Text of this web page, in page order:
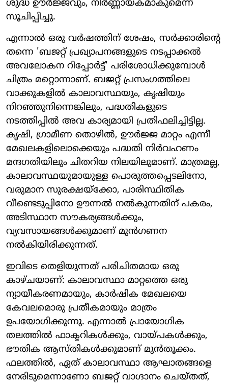
ശുദ്ധ ഊർജ്ജവും, നിർണ്ണായകമാകുമെന്ന്
സൂചിപ്പിച്ചു.
എന്നാൽ ഒരു വർഷത്തിന് ശേഷം, സർക്കാരിന്റെ
തന്നെ 'ബജറ്റ് പ്രഖ്യാപനങ്ങളുടെ നടപ്പാക്കൽ
അവലോകന റിപ്പോർട്ട്' പരിശോധിക്കുമ്പോൾ
ചിത്രം മറ്റൊന്നാണ്. ബജറ്റ് പ്രസംഗത്തിലെ
വാക്കുകളിൽ കാലാവസ്ഥയും, കൃഷിയും
നിറഞ്ഞുനിന്നെങ്കിലും, പദ്ധതികളുടെ
നടത്തിപ്പിൽ അവ കാര്യമായി പ്രതിഫലിച്ചിട്ടില്ല.
കൃഷി, ഗ്രാമീണ തൊഴിൽ, ഊർജ്ജ മാറ്റം എന്നീ
മേഖലകളിലൊക്കെയും പദ്ധതി നിർവഹണം
മന്ദഗതിയിലും ചിതറിയ നിലയിലുമാണ്. മാത്രമല്ല,
കാലാവസ്ഥയുമായുള്ള പൊരുത്തപ്പെടലിനോ,
വരുമാന സുരക്ഷയ്ക്കോ, പാരിസ്ഥിതിക
വീണ്ടെടുപ്പിനോ ഊന്നൽ നൽകുന്നതിന് പകരം,
അടിസ്ഥാന സൗകര്യങ്ങൾക്കും,
വ്യവസായങ്ങൾക്കുമാണ് മുൻഗണന
നൽകിയിരിക്കുന്നത്.
ഇവിടെ തെളിയുന്നത് പരിചിതമായ ഒരു
കാഴ്ചയാണ്: കാലാവസ്ഥാ മാറ്റത്തെ ഒരു
ന്യായീകരണമായും, കാർഷിക മേഖലയെ
കേവലമൊരു പ്രതീകമായും മാത്രം
ഉപയോഗിക്കുന്നു. എന്നാൽ പ്രായോഗിക
തലത്തിൽ ഫാക്ടറികൾക്കും, വായ്പകൾക്കും,
ഭൗതിക ആസ്തികൾക്കുമാണ് മുൻതൂക്കം.
ഫലത്തിൽ, ഏത് കാലാവസ്ഥാ ആഘാതങ്ങളെ
നേരിടുമെന്നാണോ ബജറ്റ് വാഗ്ദാനം ചെയ്തത്,